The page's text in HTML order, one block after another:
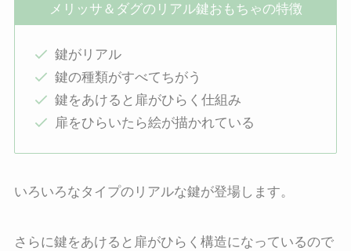
メリッサ＆ダグのリアル鍵おもちゃの特徴
鍵がリアル
鍵の種類がすべてちがう
鍵をあけると扉がひらく仕組み
扉をひらいたら絵が描かれている
いろいろなタイプのリアルな鍵が登場します。
さらに鍵をあけると扉がひらく構造になっているので